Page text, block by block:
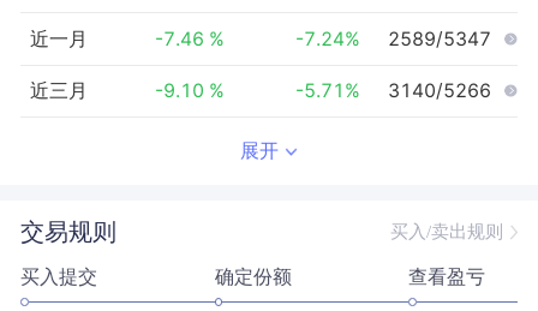
近一月 -7.46 % -7.24% 2589/5347
近三月 -9.10 % -5.71 % 3140/5266
近三年 --/--
近五年 -- 0.00% --/--
展开
交易规则 买入/卖出规则
买入提交 确定份额 查看盈亏